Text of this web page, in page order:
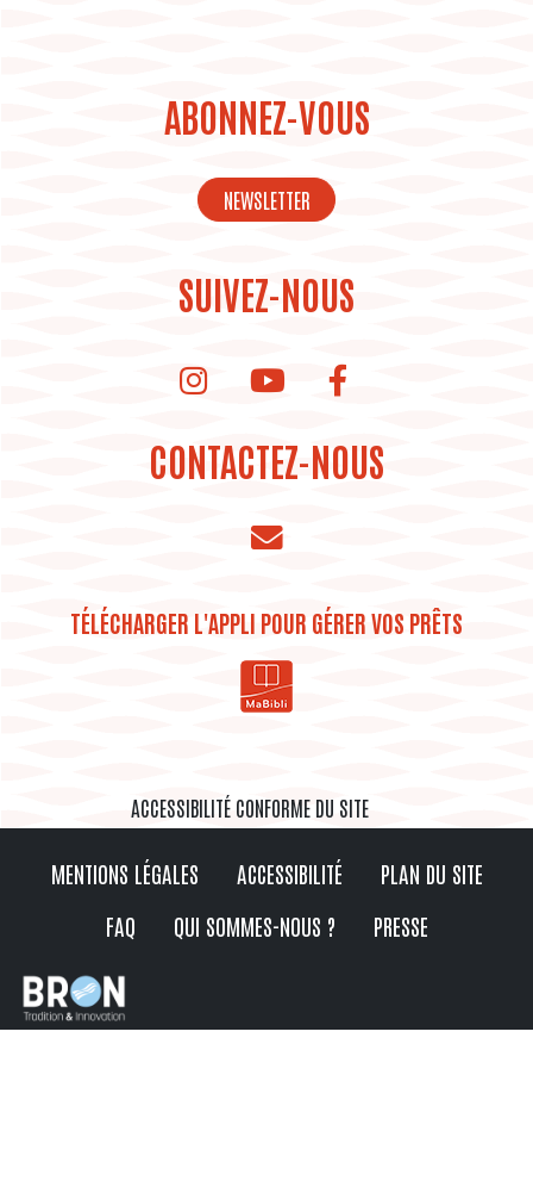
ABONNEZ-VOUS
NEWSLETTER
SUIVEZ-NOUS
instagram de la bibliothèque
Youtube de la bibliothèque
CONTACTEZ-NOUS
TÉLÉCHARGER L'APPLI POUR GÉRER VOS PRÊTS
ACCESSIBILITÉ CONFORME DU SITE
MENTIONS LÉGALES ACCESSIBILITÉ
PLAN DU SITE
FAQ
QUI SOMMES-NOUS ? PRESSE